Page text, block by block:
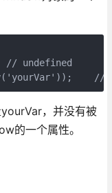
// undefined
//
，并没有被
的一个属性。